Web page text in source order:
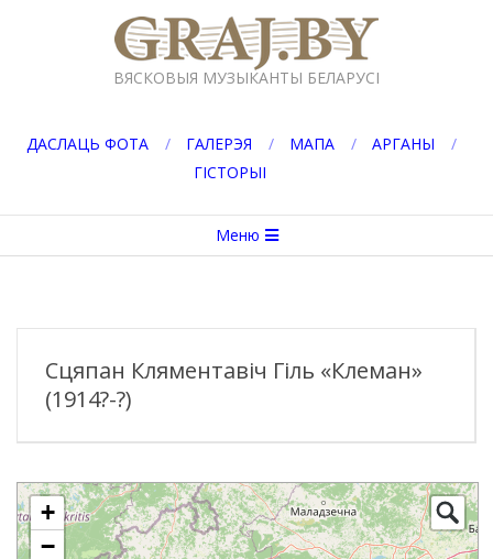
GRAJ.BY
ВЯСКОВЫЯ МУЗЫКАНТЫ БЕЛАРУСІ
ДАСЛАЦЬ ФОТА ГАЛЕРЭЯ МАПА
АРГАНЫ
ГІСТОРЫІ
меню
Меню
Сцяпан Кляментавіч Гіль «Клеман»
(1914?-?)
+
−